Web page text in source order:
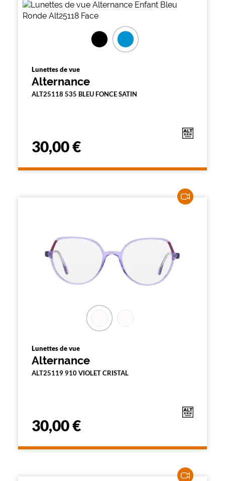
Lunettes de vue
Alternance
ALT25118 535 BLEU FONCE SATIN
30,00 €
Lunettes de vue
Alternance
ALT25119 910 VIOLET CRISTAL
30,00 €